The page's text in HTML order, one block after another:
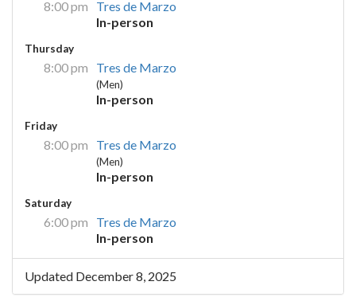
8:00 pm
Tres de Marzo
In-person
Thursday
8:00 pm Tres de Marzo
(Men)
In-person
Friday
8:00 pm Tres de Marzo
(Men)
In-person
Saturday
6:00 pm
Tres de Marzo
In-person
Updated December 8, 2025